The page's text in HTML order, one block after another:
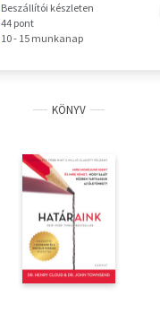
Beszállítói készleten
44 pont
10 - 15 munkanap
KÖNYV